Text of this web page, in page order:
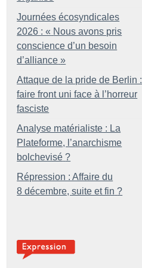
Journées écosyndicales
2026 : « Nous avons pris
conscience d’un besoin
d’alliance »
Attaque de la pride de Berlin :
faire front uni face à l’horreur
fasciste
Analyse matérialiste : La
Plateforme, l’anarchisme
bolchevisé ?
Répression : Affaire du
8 décembre, suite et fin ?